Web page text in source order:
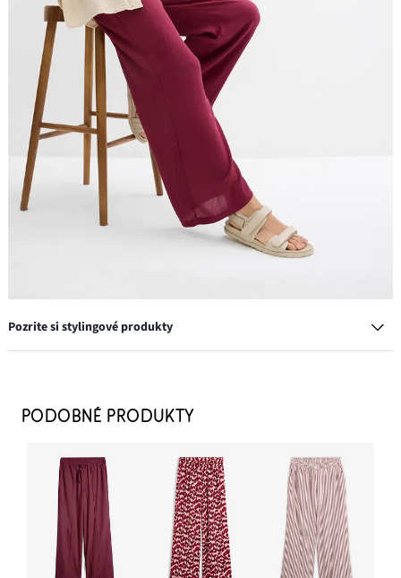
Pozrite si stylingové produkty
Sandále
24,99 €
PRIDAŤ DO KOŠÍKA
PODOBNÉ PRODUKTY